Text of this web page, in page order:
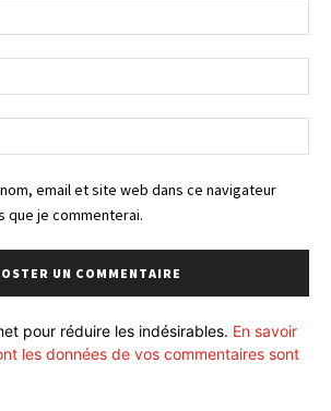
:*
:*
:
email et site web dans ce navigateur
que je commenterai.
pour réduire les indésirables. En savoir
les données de vos commentaires sont